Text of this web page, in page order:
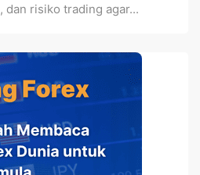
dan risiko trading agar...